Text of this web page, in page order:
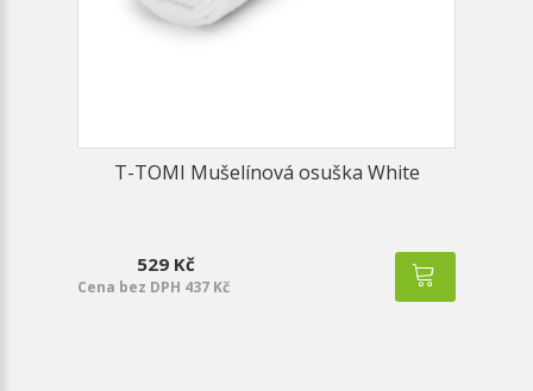
T-TOMI Mušelínová osuška White
529 Kč
Cena bez DPH 437 Kč